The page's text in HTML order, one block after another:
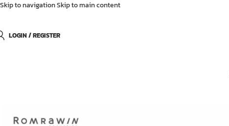
Skip to navigationSkip to main content
LOGIN / REGISTER